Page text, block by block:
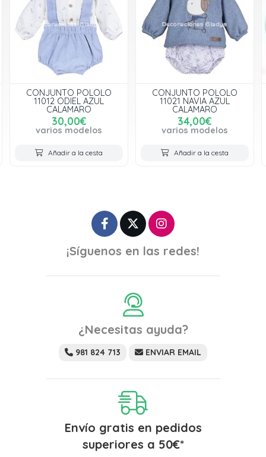
CONJUNTO POLOLO
11012 ODIEL AZUL
CALAMARO
30,00€
varios modelos
Añadir a la cesta
CONJUNTO POLOLO
11021 NAVIA AZUL
CALAMARO
34,00€
varios modelos
Añadir a la cesta
¡Síguenos en las redes!
¿Necesitas ayuda?
981 824 713 ENVIAR EMAIL
Envío gratis en pedidos
superiores a 50€*